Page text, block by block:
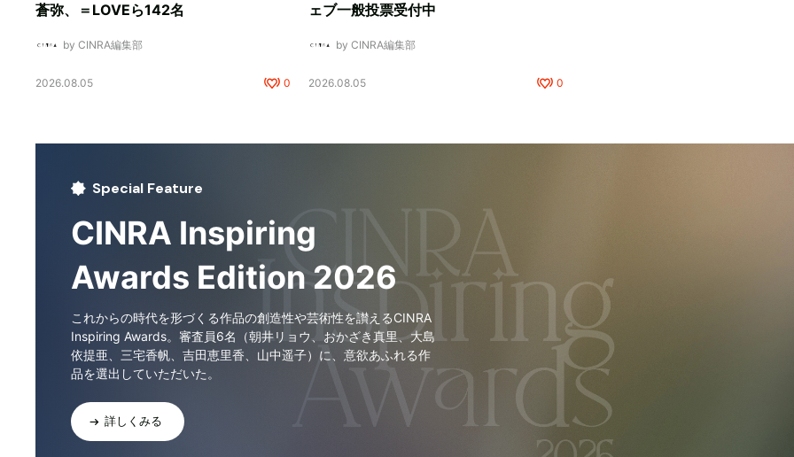
蒼弥、＝LOVEら142名
by CINRA編集部
2026.08.05 0
ェブ一般投票受付中
by CINRA編集部
2026.08.05 0
Special Feature
CINRA Inspiring
Awards Edition 2026
これからの時代を形づくる作品の創造性や芸術性を讃えるCINRA
Inspiring Awards。審査員6名（朝井リョウ、おかざき真里、大島
依提亜、三宅香帆、吉田恵里香、山中遥子）に、意欲あふれる作
品を選出していただいた。
詳しくみる